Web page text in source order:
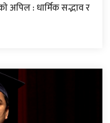
अपिल : धार्मिक सद्भाव र